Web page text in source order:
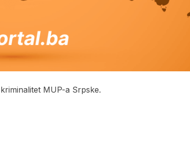
MUP-a Srpske.